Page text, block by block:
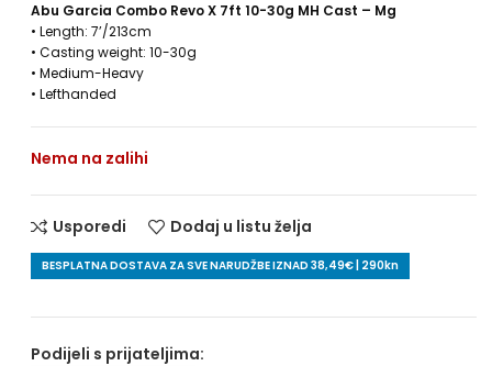
Abu Garcia Combo Revo X 7ft 10-30g MH Cast – Mg
• Length: 7’/213cm
• Casting weight: 10-30g
• Medium-Heavy
• Lefthanded
Nema na zalihi
Usporedi Dodaj u listu želja
BESPLATNA DOSTAVA ZA SVE NARUDŽBE IZNAD 38,49€ | 290kn
Podijeli s prijateljima: